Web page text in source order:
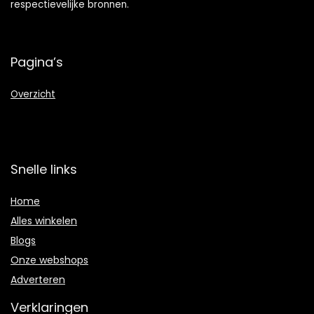
respectievelijke bronnen.
Pagina’s
Overzicht
Snelle links
Home
Alles winkelen
Blogs
Onze webshops
Adverteren
Verklaringen